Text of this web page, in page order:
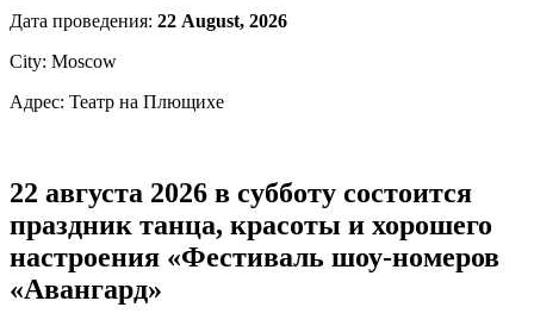
Дата проведения: 22 August, 2026
City: Moscow
Адрес: Театр на Плющихе
22 августа 2026 в субботу состоится
праздник танца, красоты и хорошего
настроения «Фестиваль шоу-номеров
«Авангард»